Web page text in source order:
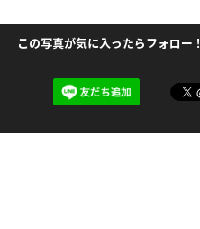
この写真が気に入ったらフォロー！